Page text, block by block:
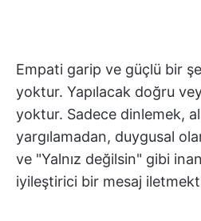
Empati garip ve güçlü bir
yoktur. Yapılacak doğru
yoktur. Sadece dinlemek,
yargılamadan, duygusal
ve "Yalnız değilsin" gibi
iyileştirici bir mesaj